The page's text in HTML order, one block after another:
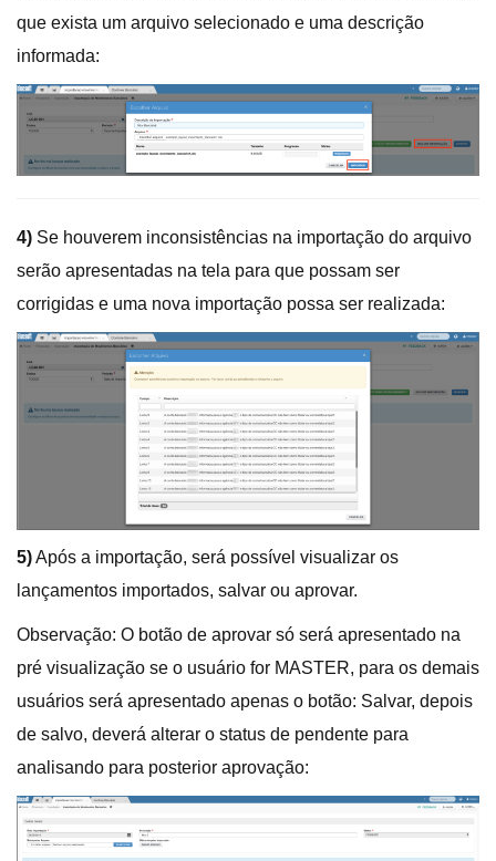
que exista um arquivo selecionado e uma descrição
informada:
4) Se houverem inconsistências na importação do arquivo
serão apresentadas na tela para que possam ser
corrigidas e uma nova importação possa ser realizada:
5)Após a importação, será possível visualizar os
lançamentos importados, salvar ou aprovar.
Observação: O botão de aprovar só será apresentado na
pré visualização se o usuário for MASTER, para os demais
usuários será apresentado apenas o botão: Salvar, depois
de salvo, deverá alterar o status de pendente para
analisando para posterior aprovação: